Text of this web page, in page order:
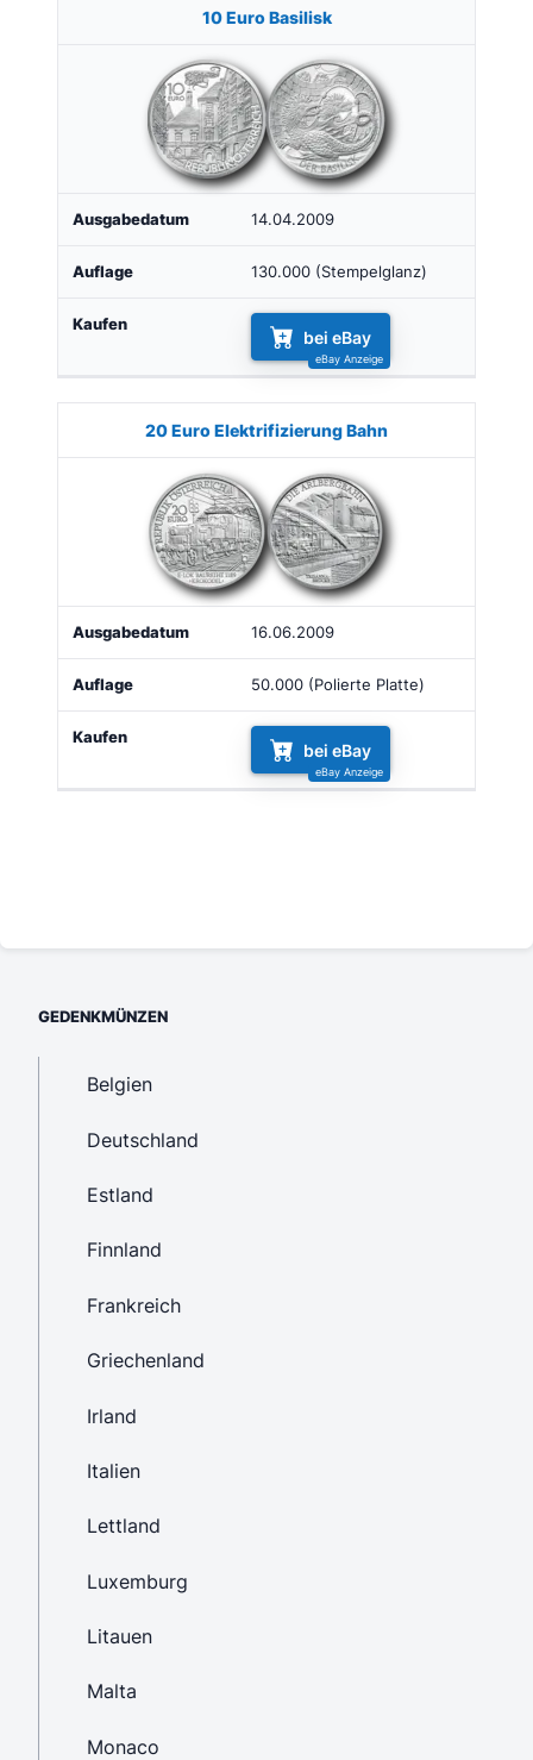
10 Euro Basilisk
14.04.2009
130.000 (Stempelglanz)
bei eBay
20 Euro Elektrifizierung Bahn
16.06.2009
50.000 (Polierte Platte)
bei eBay
GEDENKMÜNZEN
Belgien
Deutschland
Estland
Finnland
Frankreich
Griechenland
Irland
Italien
Lettland
Luxemburg
Litauen
Malta
Monaco